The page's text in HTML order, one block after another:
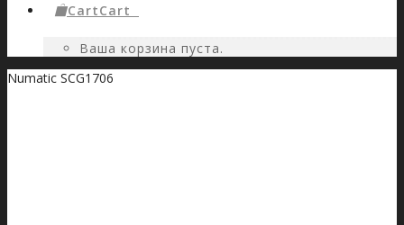
CartCart
Ваша корзина пуста.
Numatic SCG1706